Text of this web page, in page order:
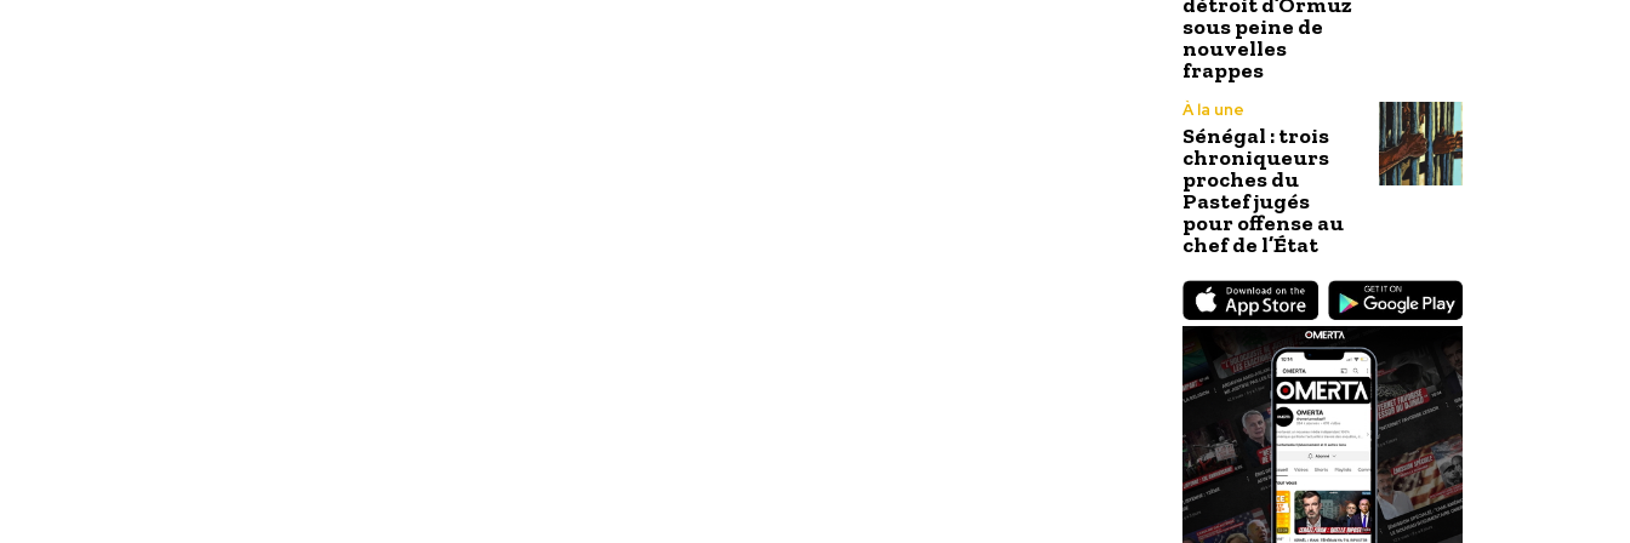
sous peine de
nouvelles
frappes
À la une
Sénégal : trois
chroniqueurs
proches du
Pastef jugés
pour offense au
chef de l’État